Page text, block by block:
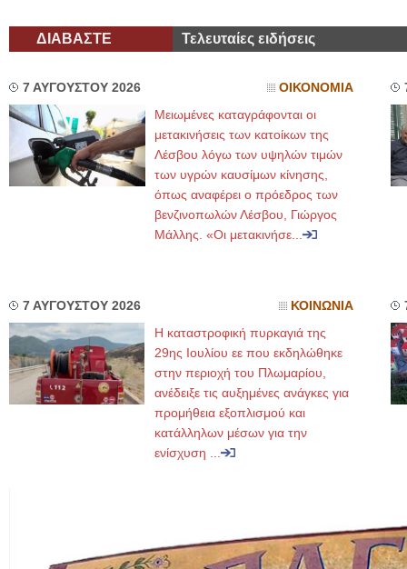
ΔΙΑΒΑΣΤΕ Τελευταίες ειδήσεις
7 ΑΥΓΟΥΣΤΟΥ 2026 ΟΙΚΟΝΟΜΙΑ
Μειωμένες καταγράφονται οι
μετακινήσεις των κατοίκων της
Λέσβου λόγω των υψηλών τιμών
των υγρών καυσίμων κίνησης,
όπως αναφέρει ο πρόεδρος των
βενζινοπωλών Λέσβου, Γιώργος
Μάλλης. «Οι μετακινήσε...
7 ΑΥΓΟΥΣΤΟΥ 2026 ΚΟΙΝΩΝΙΑ
Η καταστροφική πυρκαγιά της
29ης Ιουλίου εε που εκδηλώθηκε
στην περιοχή του Πλωμαρίου,
ανέδειξε τις αυξημένες ανάγκες για
προμήθεια εξοπλισμού και
κατάλληλων μέσων για την
ενίσχυση ...